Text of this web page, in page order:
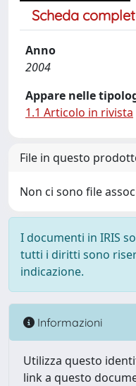
Scheda
Anno
2004
Appare nelle
1.1 Articolo in rivista
File in questo
Non ci sono file
I documenti in IRIS
tutti i diritti sono
indicazione.
Informazioni
Utilizza questo
link a questo